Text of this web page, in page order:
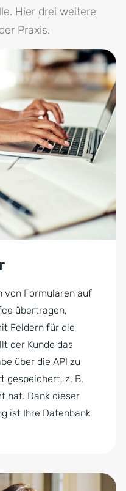
synchron und
Hier drei weitere
Praxis.
von Formularen auf
übertragen,
Feldern für die
der Kunde das
über die API zu
gespeichert, z. B.
hat. Dank dieser
ist Ihre Datenbank